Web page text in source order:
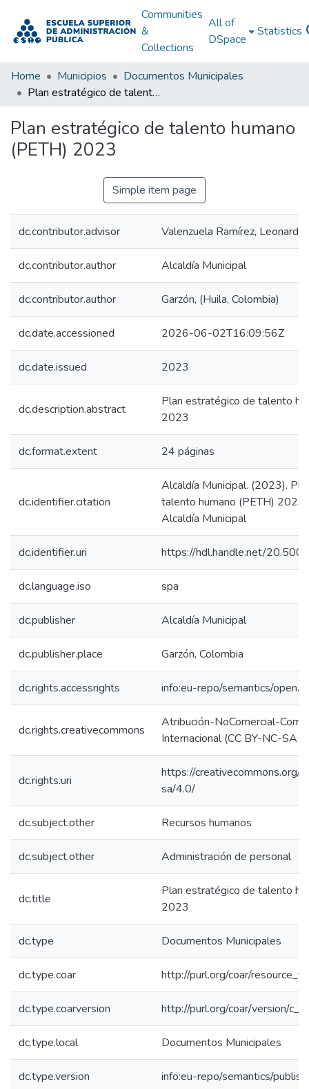
Communities
&
Collections
All of
DSpace
Statistics
Home Municipios
Documentos Municipales
Plan estratégico de talento humano (PETH) 2023
Plan estratégico de talento humano
(PETH) 2023
Simple item page
dc.contributor.advisor Valenzuela Ramírez, Leonardo
dc.contributor.author Alcaldía Municipal
dc.contributor.author Garzón, (Huila, Colombia)
dc.date.accessioned 2026-06-02T16:09:56Z
dc.date.issued 2023
dc.description.abstract
Plan estratégico de talento
2023
dc.format.extent 24 páginas
dc.identifier.citation
Alcaldía Municipal. (2023).
talento humano (PETH) 2023.
Alcaldía Municipal
dc.identifier.uri https://hdl.handle.net/
dc.language.iso spa
dc.publisher Alcaldía Municipal
dc.publisher.place Garzón, Colombia
dc.rights.accessrights info:eu-repo/semantics/
dc.rights.creativecommons
Atribución-NoComercial-
Internacional (CC BY-NC-SA
dc.rights.uri
https://creativecommons.org/
sa/4.0/
dc.subject.other Recursos humanos
dc.subject.other Administración de personal
dc.title
Plan estratégico de talento
2023
dc.type Documentos Municipales
dc.type.coar http://purl.org/coar/
dc.type.coarversion http://purl.org/coar/version/
dc.type.local Documentos Municipales
dc.type.version info:eu-repo/semantics/